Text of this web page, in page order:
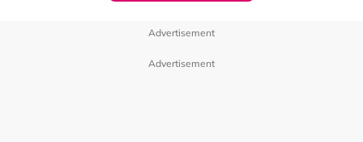
间相传鬼门开启后，孤魂野鬼会来到人间接受普度，因此农
近日就在Facebook分享，鬼月期间有4个生肖要特别留
Advertisement
Advertisement